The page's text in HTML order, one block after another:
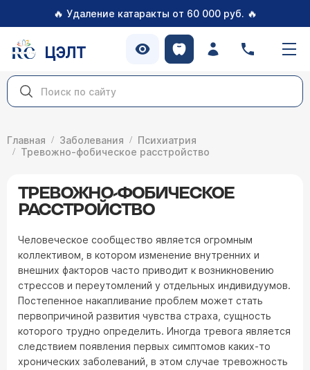
🔥 Удаление катаракты от 60 000 руб. 🔥
ЦЭЛТ
Главная Заболевания
Психиатрия
Тревожно-фобическое расстройство
ТРЕВОЖНО-ФОБИЧЕСКОЕ
РАССТРОЙСТВО
Человеческое сообщество является огромным
коллективом, в котором изменение внутренних и
внешних факторов часто приводит к возникновению
стрессов и переутомлений у отдельных индивидуумов.
Постепенное накапливание проблем может стать
первопричиной развития чувства страха, сущность
которого трудно определить. Иногда тревога является
следствием появления первых симптомов каких-то
хронических заболеваний, в этом случае тревожность